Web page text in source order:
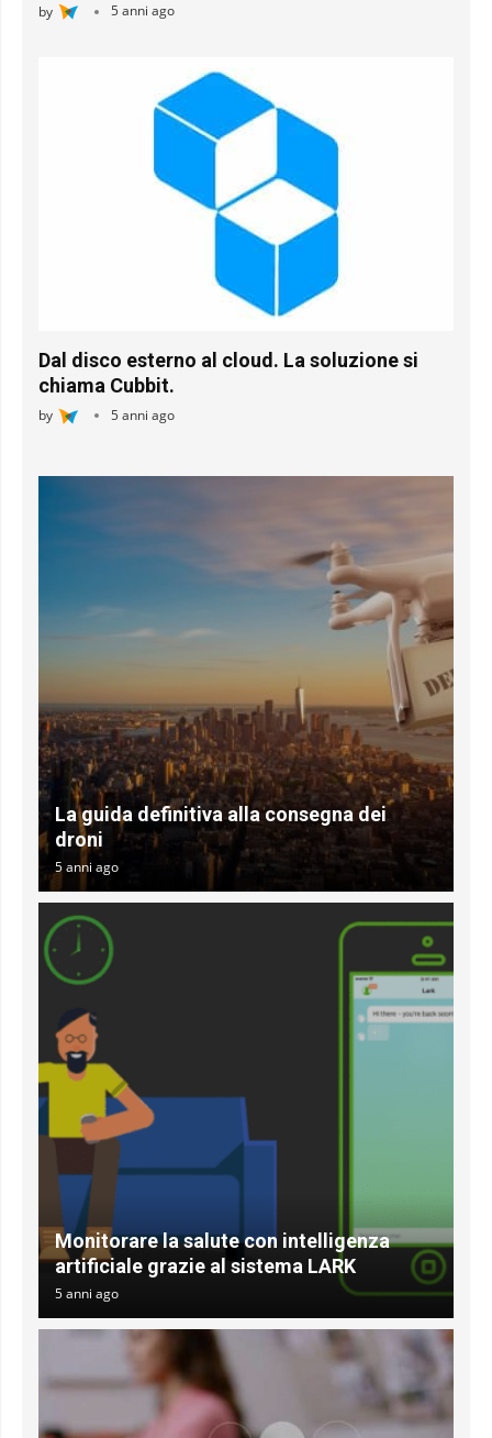
by 5 anni ago
Dal disco esterno al cloud. La soluzione si
chiama Cubbit.
by 5 anni ago
La guida definitiva alla consegna dei
droni
5 anni ago
Monitorare la salute con intelligenza
artificiale grazie al sistema LARK
5 anni ago